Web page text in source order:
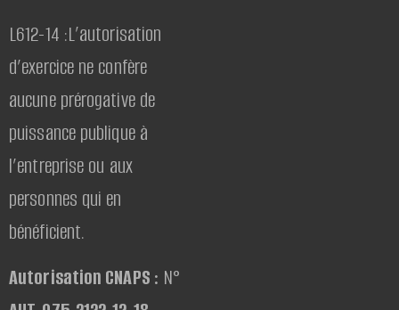
L612-14 :L’autorisation
d’exercice ne confère
aucune prérogative de
puissance publique à
l’entreprise ou aux
personnes qui en
bénéficient.
Autorisation CNAPS : N°